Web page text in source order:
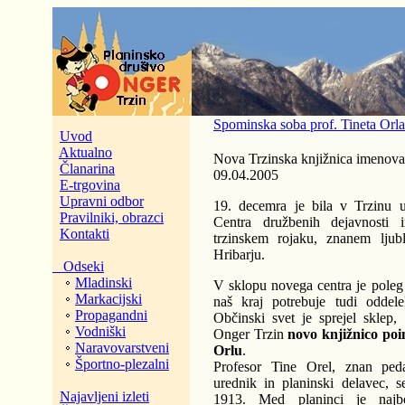
Uvod
Aktualno
Članarina
E-trgovina
Upravni odbor
Pravilniki, obrazci
Kontakti
Odseki
Mladinski
Markacijski
Propagandni
Vodniški
Naravovarstveni
Športno-plezalni
Najavljeni izleti
Spominska soba prof. Tineta Orla
Nova Trzinska knjižnica
09.04.2005
19. decemra je bila v Trzinu
Centra družbenih dejavnosti
trzinskem rojaku, znanem
Hribarju.
V sklopu novega centra je
naš kraj potrebuje tudi
Občinski svet je sprejel
Onger Trzinnovo knjižnico
Orlu.
Profesor Tine Orel, znan
urednik in planinski delavec,
1913. Med planinci je